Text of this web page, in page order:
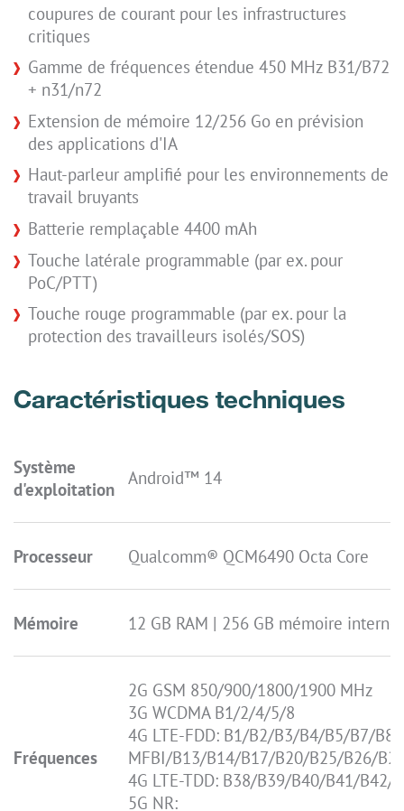
coupures de courant pour les infrastructures
critiques
Gamme de fréquences étendue 450 MHz B31/B72
+ n31/n72
Extension de mémoire 12/256 Go en prévision
des applications d'IA
Haut-parleur amplifié pour les environnements de
travail bruyants
Batterie remplaçable 4400 mAh
Touche latérale programmable (par ex. pour
PoC/PTT)
Touche rouge programmable (par ex. pour la
protection des travailleurs isolés/SOS)
Caractéristiques techniques
Système
d'exploitation
Android™ 14
Processeur Qualcomm® QCM6490 Octa Core
Mémoire 12 GB RAM | 256 GB mémoire
Fréquences
2G GSM 850/900/1800/1900 MHz
3G WCDMA B1/2/4/5/8
4G LTE-FDD: B1/B2/B3/B4/B5/B7/
MFBI/B13/B14/B17/B20/B25/B26/
4G LTE-TDD: B38/B39/B40/B41/B42/
5G NR: